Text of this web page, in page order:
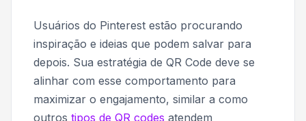
Usuários do Pinterest estão procurando
inspiração e ideias que podem salvar para
depois. Sua estratégia de QR Code deve se
alinhar com esse comportamento para
maximizar o engajamento, similar a como
outros tipos de QR codes atendem